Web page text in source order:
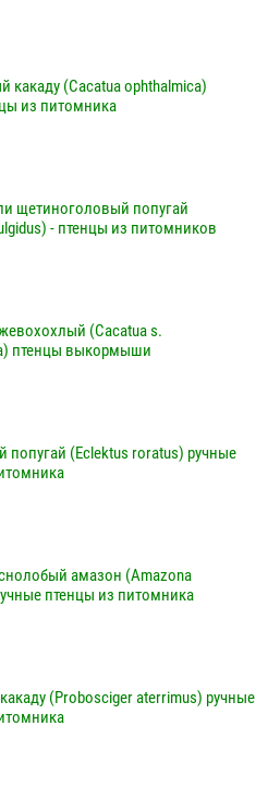
какаду (Cacatua ophthalmica)
из питомника
щетиноголовый попугай
- птенцы из питомников
(Cacatua s.
птенцы выкормыши
попугай (Eclektus roratus) ручные
амазон (Amazona
птенцы из питомника
(Probosciger aterrimus) ручные